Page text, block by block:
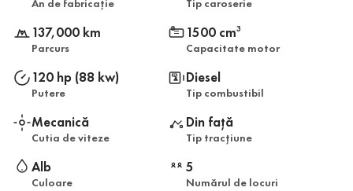
An de fabricație Tip caroserie
137,000 km
Parcurs
1500 cm3
Capacitate motor
120 hp (88 kw)
Putere
Diesel
Tip combustibil
Mecanică
Cutia de viteze
Din față
Tip tracțiune
Alb
Culoare
5
Numărul de locuri